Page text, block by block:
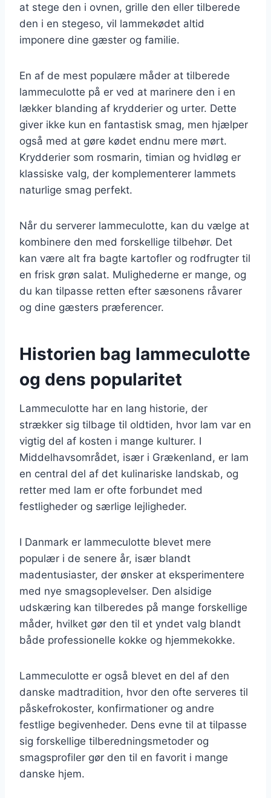
at stege den i ovnen, grille den eller tilberede
den i en stegeso, vil lammekødet altid
imponere dine gæster og familie.
En af de mest populære måder at tilberede
lammeculotte på er ved at marinere den i en
lækker blanding af krydderier og urter. Dette
giver ikke kun en fantastisk smag, men hjælper
også med at gøre kødet endnu mere mørt.
Krydderier som rosmarin, timian og hvidløg er
klassiske valg, der komplementerer lammets
naturlige smag perfekt.
Når du serverer lammeculotte, kan du vælge at
kombinere den med forskellige tilbehør. Det
kan være alt fra bagte kartofler og rodfrugter til
en frisk grøn salat. Mulighederne er mange, og
du kan tilpasse retten efter sæsonens råvarer
og dine gæsters præferencer.
Historien bag lammeculotte
og dens popularitet
Lammeculotte har en lang historie, der
strækker sig tilbage til oldtiden, hvor lam var en
vigtig del af kosten i mange kulturer. I
Middelhavsområdet, især i Grækenland, er lam
en central del af det kulinariske landskab, og
retter med lam er ofte forbundet med
festligheder og særlige lejligheder.
I Danmark er lammeculotte blevet mere
populær i de senere år, især blandt
madentusiaster, der ønsker at eksperimentere
med nye smagsoplevelser. Den alsidige
udskæring kan tilberedes på mange forskellige
måder, hvilket gør den til et yndet valg blandt
både professionelle kokke og hjemmekokke.
Lammeculotte er også blevet en del af den
danske madtradition, hvor den ofte serveres til
påskefrokoster, konfirmationer og andre
festlige begivenheder. Dens evne til at tilpasse
sig forskellige tilberedningsmetoder og
smagsprofiler gør den til en favorit i mange
danske hjem.